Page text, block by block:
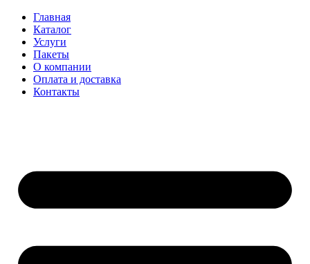
Главная
Каталог
Услуги
Пакеты
О компании
Оплата и доставка
Контакты